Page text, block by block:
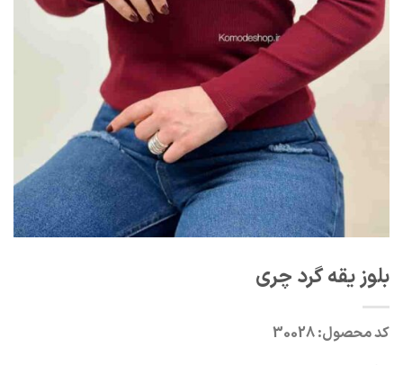
بلوز یقه گرد چری
کد محصول:30028